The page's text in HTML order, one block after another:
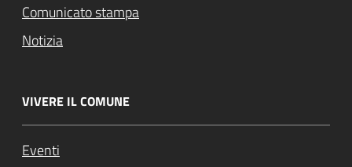
Comunicato stampa
Notizia
VIVERE IL COMUNE
Eventi